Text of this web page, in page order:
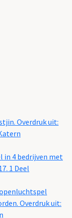
Overdruk uit:
in 4 bedrijven met
1 Deel
Overdruk uit: